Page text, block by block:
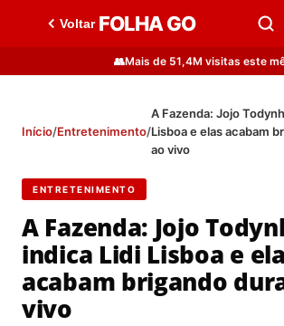
Voltar FOLHA GO
👥Mais de 51,4M visitas este
Início/Entretenimento/
A Fazenda: Jojo
Lisboa e elas acabam
ao vivo
ENTRETENIMENTO
A Fazenda: Jojo
indica Lidi Lisboa e
acabam brigando
vivo